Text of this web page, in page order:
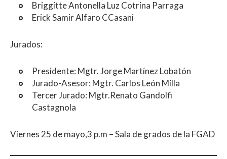
Briggitte Antonella Luz Cotrina Parraga
Erick Samir Alfaro CCasani
Jurados:
Presidente: Mgtr. Jorge Martínez Lobatón
Jurado-Asesor: Mgtr. Carlos León Milla
Tercer Jurado: Mgtr.Renato Gandolfi
Castagnola
Viernes 25 de mayo,3 p.m – Sala de grados de la FGAD